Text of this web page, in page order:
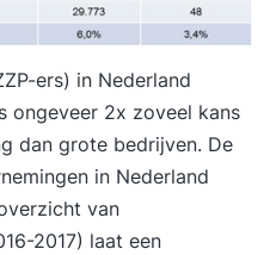
* 1.000 recensies
Springest * 95% van
* Niet goed geld terug
is
Agile Business
Je krijgt
van ons.
ers) in Nederland
ongeveer 2x zoveel kans
dan grote bedrijven. De
in Nederland
van
2017) laat een